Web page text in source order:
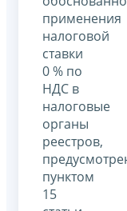
применения
налоговой
ставки
0 % по
НДС в
налоговые
органы
реестров,
пунктом
15